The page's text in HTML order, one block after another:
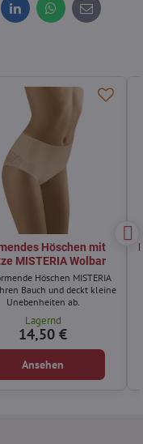
LinkedInWhatsApp
E-
mail
Höschen mit
MISTERIA Wolbar
Höschen MISTERIA
Bauch und deckt kleine
Unebenheiten ab.
Lagernd
14,50 €
Ansehen